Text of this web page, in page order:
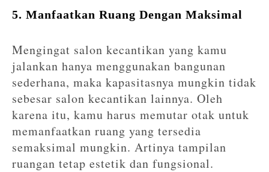
5. Manfaatkan Ruang Dengan Maksimal
Mengingat salon kecantikan yang kamu
jalankan hanya menggunakan bangunan
sederhana, maka kapasitasnya mungkin tidak
sebesar salon kecantikan lainnya. Oleh
karena itu, kamu harus memutar otak untuk
memanfaatkan ruang yang tersedia
semaksimal mungkin. Artinya tampilan
ruangan tetap estetik dan fungsional.